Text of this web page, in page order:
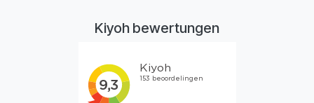
Kiyoh bewertungen